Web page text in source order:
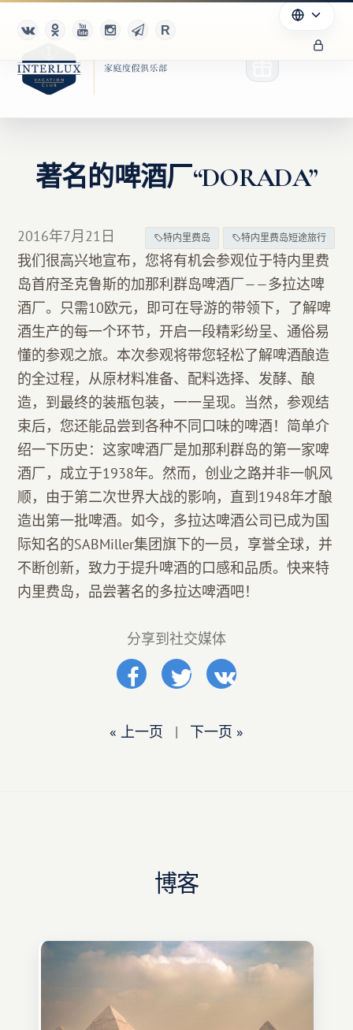
俱乐部
合作伙伴
Благотворительность
著名的啤酒厂“DORADA”
2016年7月21日 特内里费岛 特内里费岛短途旅行
我们很高兴地宣布，您将有机会参观位于特内里费
岛首府圣克鲁斯的加那利群岛啤酒厂——多拉达啤
酒厂。只需10欧元，即可在导游的带领下，了解啤
酒生产的每一个环节，开启一段精彩纷呈、通俗易
懂的参观之旅。本次参观将带您轻松了解啤酒酿造
的全过程，从原材料准备、配料选择、发酵、酿
造，到最终的装瓶包装，一一呈现。当然，参观结
束后，您还能品尝到各种不同口味的啤酒！简单介
绍一下历史：这家啤酒厂是加那利群岛的第一家啤
酒厂，成立于1938年。然而，创业之路并非一帆风
顺，由于第二次世界大战的影响，直到1948年才酿
造出第一批啤酒。如今，多拉达啤酒公司已成为国
际知名的SABMiller集团旗下的一员，享誉全球，并
不断创新，致力于提升啤酒的口感和品质。快来特
内里费岛，品尝著名的多拉达啤酒吧！
分享到社交媒体
« 上一页 | 下一页 »
博客